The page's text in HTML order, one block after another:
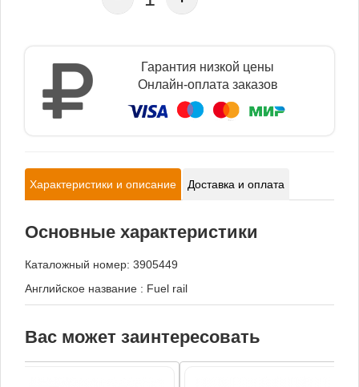
Гарантия низкой цены
Онлайн-оплата заказов
Характеристики и описание Доставка и оплата
Основные характеристики
Каталожный номер: 3905449
Английское название : Fuel rail
Вас может заинтересовать